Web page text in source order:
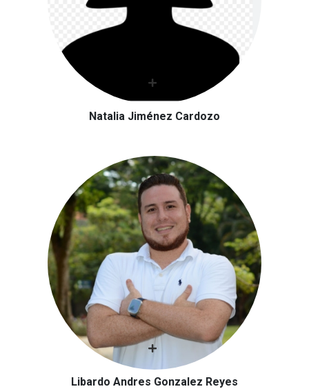
Natalia Jiménez Cardozo
Libardo Andres Gonzalez Reyes